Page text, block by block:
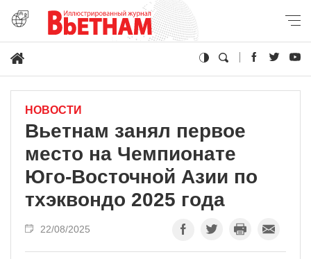
НОВОСТИ
Вьетнам занял первое
место на Чемпионате
Юго-Восточной Азии по
тхэквондо 2025 года
22/08/2025